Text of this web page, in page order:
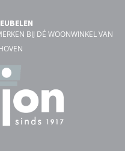
BIJ DÉ WOONWINKEL VAN